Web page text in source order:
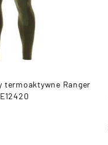
termoaktywne Ranger